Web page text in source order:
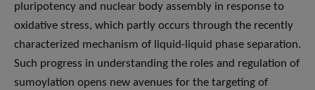
pluripotency and nuclear body assembly in response to
oxidative stress, which partly occurs through the recently
characterized mechanism of liquid-liquid phase separation.
Such progress in understanding the roles and regulation of
sumoylation opens new avenues for the targeting of